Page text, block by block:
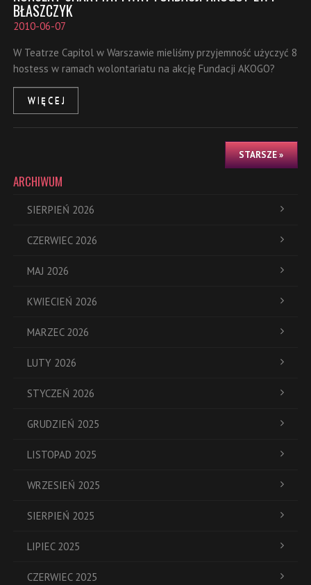
BŁASZCZYK
2010-06-07
W Teatrze Capitol w Warszawie mieliśmy przyjemność użyczyć 8
hostess w ramach wolontariatu na akcję Fundacji AKOGO?
WIĘCEJ
STARSZE »
ARCHIWUM
SIERPIEŃ 2026
CZERWIEC 2026
MAJ 2026
KWIECIEŃ 2026
MARZEC 2026
LUTY 2026
STYCZEŃ 2026
GRUDZIEŃ 2025
LISTOPAD 2025
WRZESIEŃ 2025
SIERPIEŃ 2025
LIPIEC 2025
CZERWIEC 2025